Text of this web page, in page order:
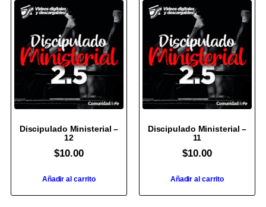
Discipulado Ministerial –
12
$10.00
Añadir al carrito
Discipulado Ministerial –
11
$10.00
Añadir al carrito